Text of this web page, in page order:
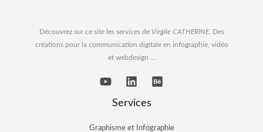
Découvrez sur ce site les services de Virgile CATHERINE. Des
créations pour la communication digitale en infographie, vidéo
et webdesign ...
Services
Graphisme et Infographie